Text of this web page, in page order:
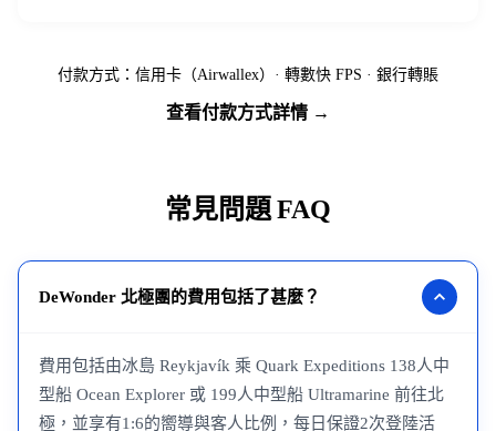
付款方式：信用卡（Airwallex）· 轉數快 FPS · 銀行轉賬
查看付款方式詳情 →
常見問題 FAQ
DeWonder 北極團的費用包括了甚麼？
費用包括由冰島 Reykjavík 乘 Quark Expeditions 138人中
型船 Ocean Explorer 或 199人中型船 Ultramarine 前往北
極，並享有1:6的嚮導與客人比例，每日保證2次登陸活